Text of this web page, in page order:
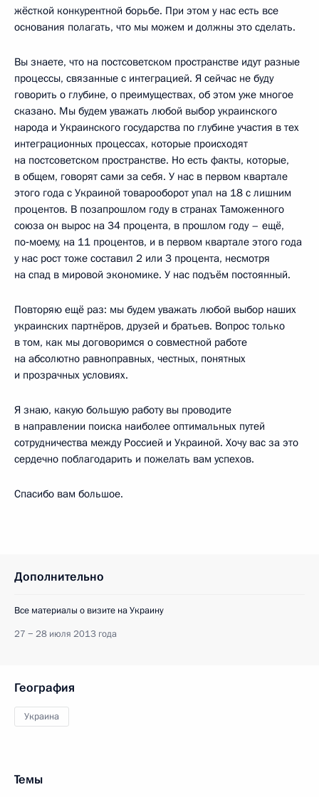
жёсткой конкурентной борьбе. При этом у нас есть все
основания полагать, что мы можем и должны это сделать.
Вы знаете, что на постсоветском пространстве идут разные
процессы, связанные с интеграцией. Я сейчас не буду
говорить о глубине, о преимуществах, об этом уже многое
сказано. Мы будем уважать любой выбор украинского
народа и Украинского государства по глубине участия в тех
интеграционных процессах, которые происходят
на постсоветском пространстве. Но есть факты, которые,
в общем, говорят сами за себя. У нас в первом квартале
этого года с Украиной товарооборот упал на 18 с лишним
процентов. В позапрошлом году в странах Таможенного
союза он вырос на 34 процента, в прошлом году – ещё,
по‑моему, на 11 процентов, и в первом квартале этого года
у нас рост тоже составил 2 или 3 процента, несмотря
на спад в мировой экономике. У нас подъём постоянный.
Повторяю ещё раз: мы будем уважать любой выбор наших
украинских партнёров, друзей и братьев. Вопрос только
в том, как мы договоримся о совместной работе
на абсолютно равноправных, честных, понятных
и прозрачных условиях.
Я знаю, какую большую работу вы проводите
в направлении поиска наиболее оптимальных путей
сотрудничества между Россией и Украиной. Хочу вас за это
сердечно поблагодарить и пожелать вам успехов.
Спасибо вам большое.
Дополнительно
Все материалы о визите на Украину
27 − 28 июля 2013 года
География
Украина
Темы